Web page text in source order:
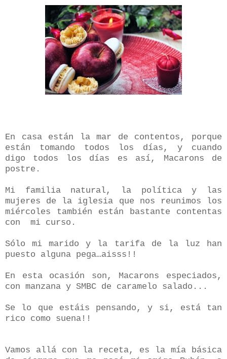
En casa están la mar de contentos, porque
están tomando todos los días, y cuando
digo todos los días es así, Macarons de
postre.
Mi familia natural, la política y las
mujeres de la iglesia que nos reunimos los
miércoles también están bastante contentas
con
mi curso.
Sólo mi marido y la tarifa de la luz han
puesto alguna pega…aisss!!
En esta ocasión son, Macarons especiados,
con manzana y SMBC de caramelo salado...
Se lo que estáis pensando, y si, está tan
rico como suena!!
Vamos allá con la receta, es la mía básica